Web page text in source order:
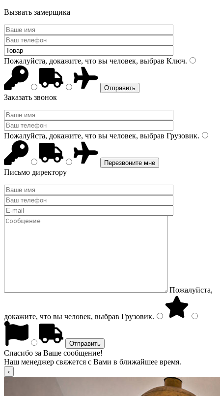
Вызвать замерщика
Пожалуйста, докажите, что вы человек, выбрав Ключ.
Заказать звонок
Пожалуйста, докажите, что вы человек, выбрав Грузовик.
Письмо директору
Пожалуйста,
докажите, что вы человек, выбрав Грузовик.
Спасибо за Ваше сообщение!
Наш менеджер свяжется с Вами в ближайшее время.